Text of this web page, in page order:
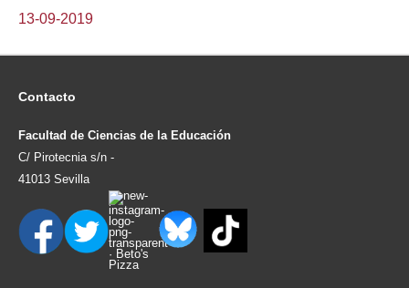
13-09-2019
Contacto
Facultad de Ciencias de la Educación
C/ Pirotecnia s/n -
41013 Sevilla